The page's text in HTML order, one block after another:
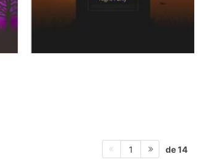
1 de 14